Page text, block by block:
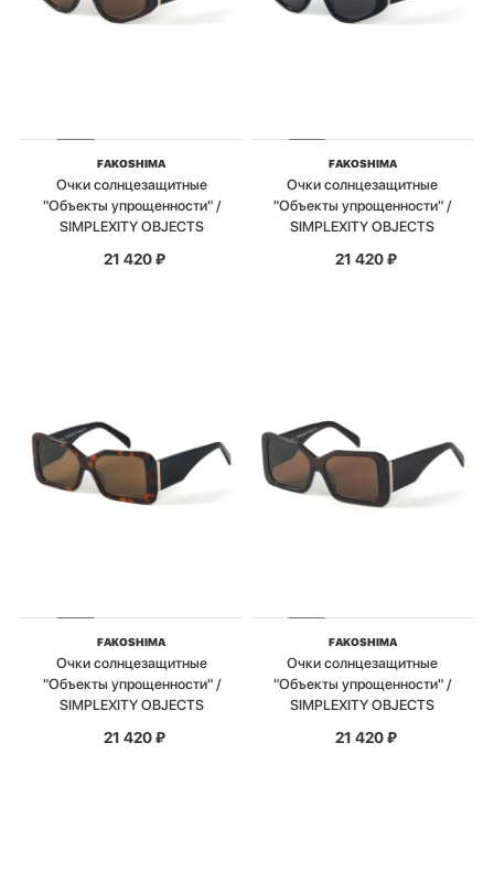
FAKOSHIMA
Очки солнцезащитные
"Объекты упрощенности" /
SIMPLEXITY OBJECTS
21 420₽
FAKOSHIMA
Очки солнцезащитные
"Объекты упрощенности" /
SIMPLEXITY OBJECTS
21 420₽
FAKOSHIMA
Очки солнцезащитные
"Объекты упрощенности" /
SIMPLEXITY OBJECTS
21 420₽
FAKOSHIMA
Очки солнцезащитные
"Объекты упрощенности" /
SIMPLEXITY OBJECTS
21 420₽